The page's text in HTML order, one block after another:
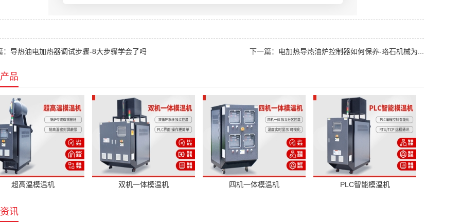
导热油电加热器调试步骤-8大步骤学会了吗 下一篇： 电加热导热油炉控制器如何保养-珞石机械为...
品
超高温模温机 双机一体模温机 四机一体模温机 PLC智能模温机
讯